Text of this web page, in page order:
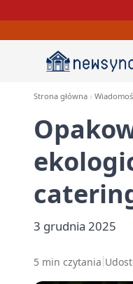
Strona główna
3 grudnia 2025
5 min czytania